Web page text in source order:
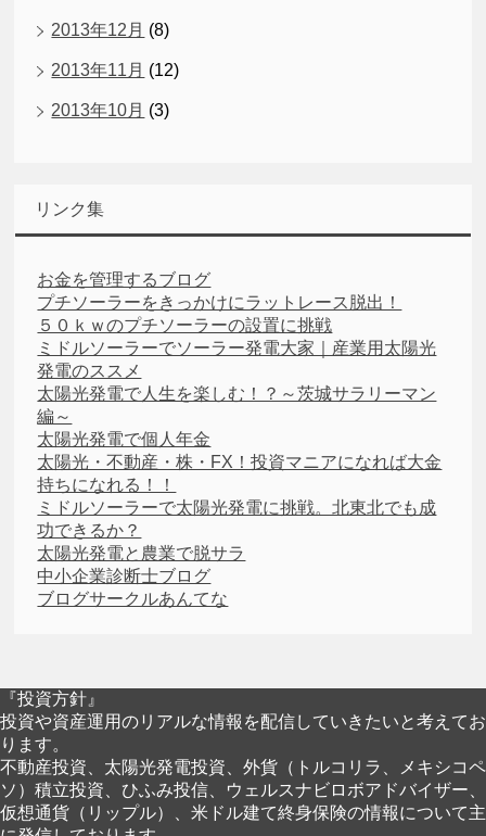
2013年12月 (8)
2013年11月 (12)
2013年10月 (3)
リンク集
お金を管理するブログ
プチソーラーをきっかけにラットレース脱出！
５０ｋｗのプチソーラーの設置に挑戦
ミドルソーラーでソーラー発電大家｜産業用太陽光
発電のススメ
太陽光発電で人生を楽しむ！？～茨城サラリーマン
編～
太陽光発電で個人年金
太陽光・不動産・株・FX！投資マニアになれば大金
持ちになれる！！
ミドルソーラーで太陽光発電に挑戦。北東北でも成
功できるか？
太陽光発電と農業で脱サラ
中小企業診断士ブログ
ブログサークルあんてな
『投資方針』
投資や資産運用のリアルな情報を配信していきたいと考えてお
ります。
不動産投資、太陽光発電投資、外貨（トルコリラ、メキシコペ
ソ）積立投資、ひふみ投信、ウェルスナビロボアドバイザー、
仮想通貨（リップル）、米ドル建て終身保険の情報について主